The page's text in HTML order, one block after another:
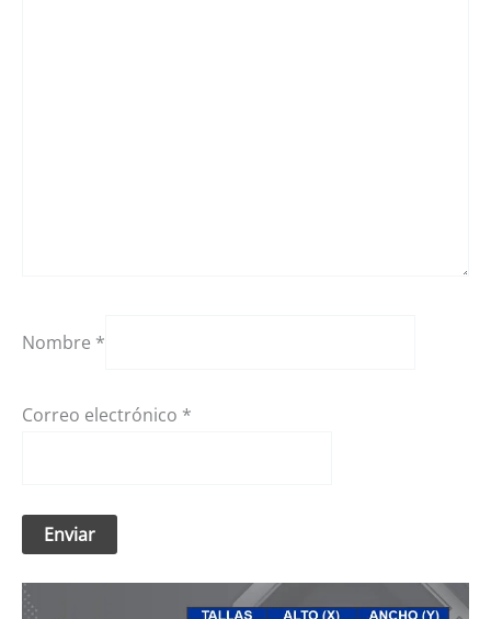
Nombre *
Correo electrónico *